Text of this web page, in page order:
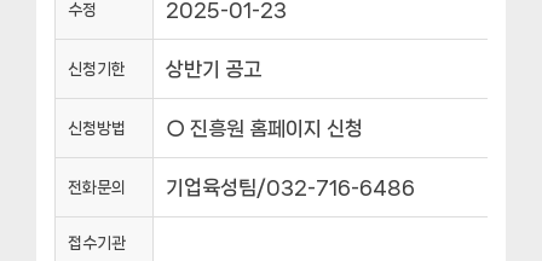
수정 2025-01-23
신청기한 상반기 공고
신청방법 ○ 진흥원 홈페이지 신청
전화문의 기업육성팀/032-716-6486
접수기관